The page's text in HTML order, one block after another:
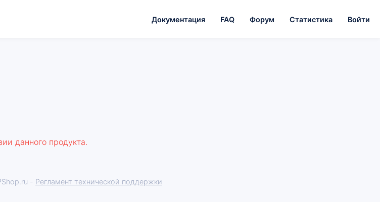
Документация FAQ Форум Статистика Войти
данного продукта.
- Регламент технической поддержки